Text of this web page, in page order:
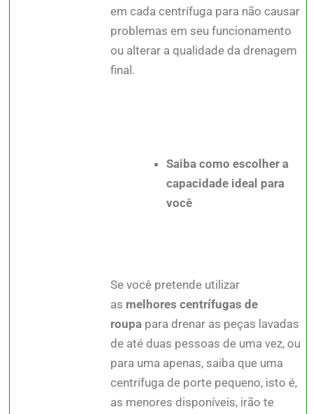
em cada centrífuga para não causar
problemas em seu funcionamento
ou alterar a qualidade da drenagem
final.
Saiba como escolher a
capacidade ideal para
você
Se você pretende utilizar
as melhores centrífugas de
roupa para drenar as peças lavadas
de até duas pessoas de uma vez, ou
para uma apenas, saiba que uma
centrífuga de porte pequeno, isto é,
as menores disponíveis, irão te